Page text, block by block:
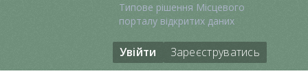
Типове рішення Місцевого
порталу відкритих даних
Увійти Зареєструватись